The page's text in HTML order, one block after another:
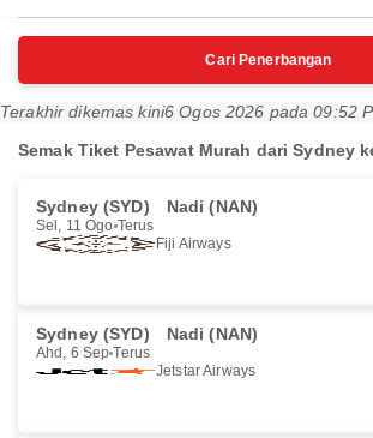
Cari Penerbangan
Terakhir dikemas kini6 Ogos 2026 pada 09:52
Semak Tiket Pesawat Murah dari Sydney
Sydney (SYD) Nadi (NAN)
Sel, 11 Ogo Terus
Fiji Airways
Sydney (SYD) Nadi (NAN)
Ahd, 6 Sep Terus
Jetstar Airways